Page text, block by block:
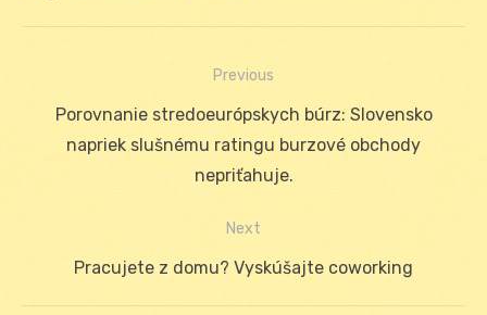
Navigácia
Previous
Previous
post:
Porovnanie stredoeurópskych búrz: Slovensko
napriek slušnému ratingu burzové obchody
nepriťahuje.
Next
Next
Pracujete z domu? Vyskúšajte coworking